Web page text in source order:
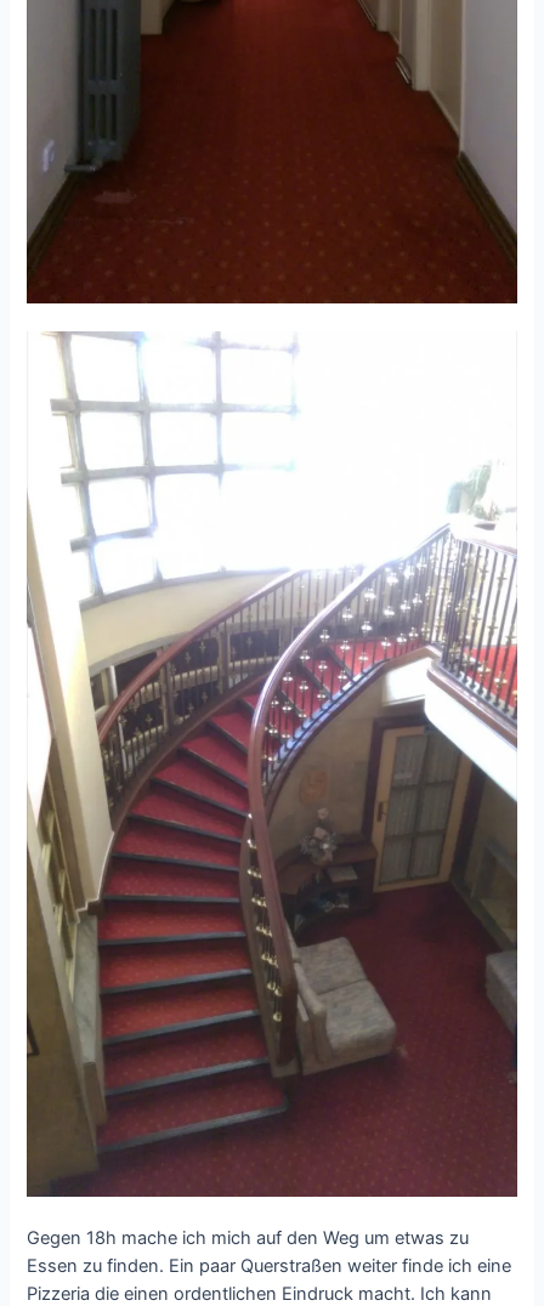
Gegen 18h mache ich mich auf den Weg um etwas zu
Essen zu finden. Ein paar Querstraßen weiter finde ich eine
Pizzeria die einen ordentlichen Eindruck macht. Ich kann